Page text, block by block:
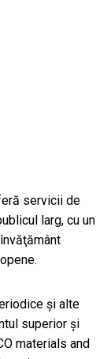
servicii de
larg, cu un
și alte
superior şi
materials and